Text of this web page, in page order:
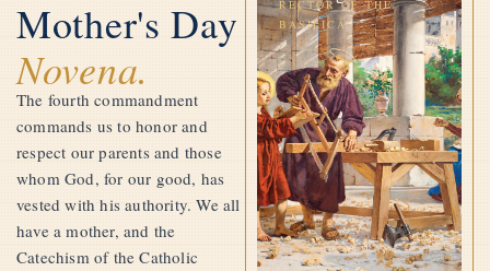
Mother's Day
Novena.
The fourth commandment
commands us to honor and
respect our parents and those
whom God, for our good, has
vested with his authority. We all
have a mother, and the
Catechism of the Catholic
RECTOR OF THE
BASILICA